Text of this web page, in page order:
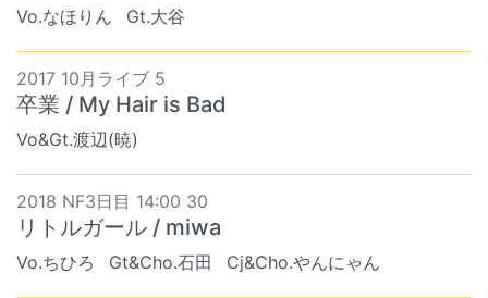
Vo.なほりん Gt.大谷
2017 10月ライブ 5
卒業 / My Hair is Bad
Vo&Gt.渡辺(暁)
2018 NF3日目 14:00 30
リトルガール / miwa
Vo.ちひろ Gt&Cho.石田 Cj&Cho.やんにゃん